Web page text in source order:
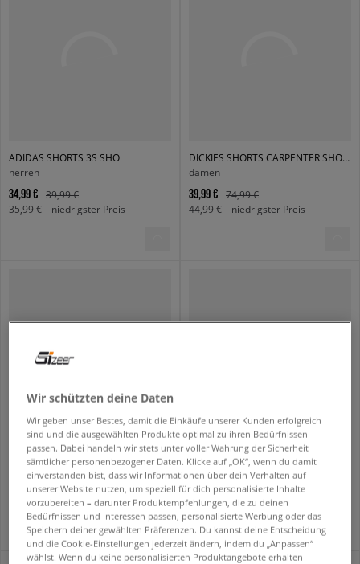
ADIDAS SHORTS 3S SHO
herren
34,99 €
39,99 €
35,99 € - niedrigster Preis
DICKIES SHORTS CARPENTER SHORT JEANS 1993 7 INCH
damen
39,99 €
74,99 €
44,99 € - niedrigster Preis
DICKIES SHORTS HIGH WAIST JEAN SHORTS W 5 INCH
damen
34,99 €
69,99 €
39,99 € - niedrigster Preis
kinder
29,99 €
39,99 €
34,99 € - niedrigster Preis
Wir schützten deine Daten
Wir geben unser Bestes, damit die Einkäufe unserer Kunden erfolgreich
sind und die ausgewählten Produkte optimal zu ihren Bedürfnissen
passen. Dabei handeln wir stets unter voller Wahrung der Sicherheit
sämtlicher personenbezogener Daten. Klicke auf „OK“, wenn du damit
einverstanden bist, dass wir Informationen über dein Verhalten auf
unserer Website nutzen, um speziell für dich personalisierte Inhalte
vorzubereiten – darunter Produktempfehlungen, die zu deinen
Bedürfnissen und Interessen passen, personalisierte Werbung oder das
Speichern deiner gewählten Präferenzen. Du kannst deine Entscheidung
und die Cookie-Einstellungen jederzeit ändern, indem du „Anpassen“
wählst. Wenn du keine personalisierten Produktangebote erhalten